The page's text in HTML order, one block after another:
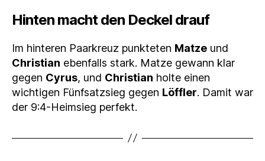
Hinten macht den Deckel drauf
Im hinteren Paarkreuz punkteten Matze und
Christian ebenfalls stark. Matze gewann klar
gegen Cyrus, und Christian holte einen
wichtigen Fünfsatzsieg gegen Löffler. Damit war
der 9:4-Heimsieg perfekt.